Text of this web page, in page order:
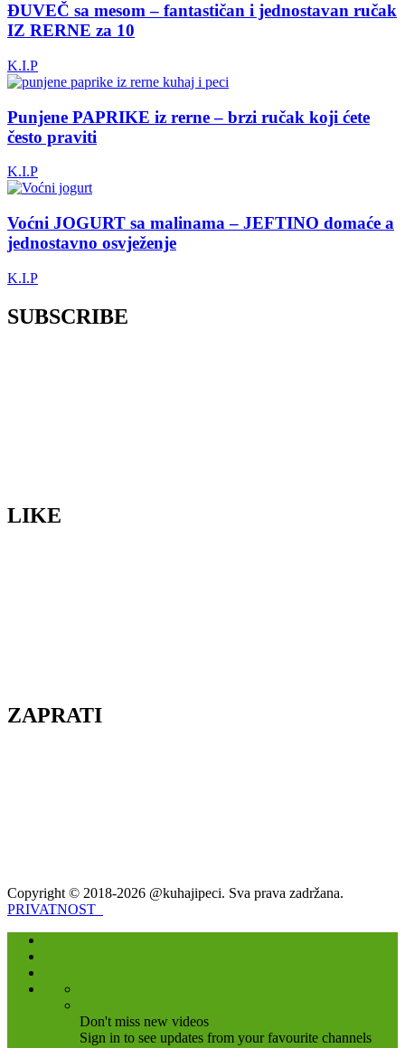
ĐUVEČ sa mesom – fantastičan i jednostavan ručak
IZ RERNE za 10
K.I.P
Punjene PAPRIKE iz rerne – brzi ručak koji ćete
često praviti
K.I.P
Voćni JOGURT sa malinama – JEFTINO domaće a
jednostavno osvježenje
K.I.P
SUBSCRIBE
LIKE
ZAPRATI
Copyright © 2018-2026 @kuhajipeci. Sva prava zadržana.
PRIVATNOST
Don't miss new videos
Sign in to see updates from your favourite channels